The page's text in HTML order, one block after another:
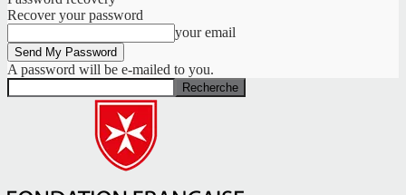
Recover your password
your email
A password will be e-mailed to you.